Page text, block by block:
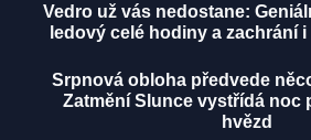
Vedro už vás nedostane:
ledový celé hodiny a zachrání
Srpnová obloha předvede
Zatmění Slunce vystřídá noc
hvězd